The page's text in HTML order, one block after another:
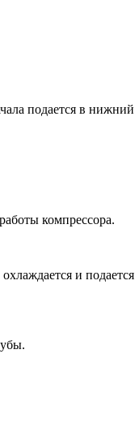
подается в нижний
компрессора.
и